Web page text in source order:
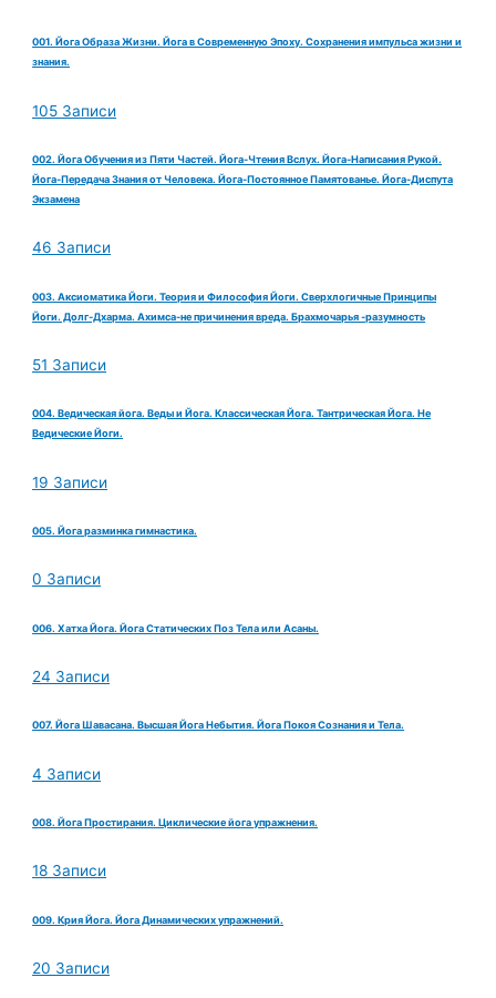
001. Йога Образа Жизни. Йога в Современную Эпоху. Сохранения импульса жизни и
знания.
105 Записи
002. Йога Обучения из Пяти Частей. Йога-Чтения Вслух. Йога-Написания Рукой.
Йога-Передача Знания от Человека. Йога-Постоянное Памятованье. Йога-Диспута
Экзамена
46 Записи
003. Аксиоматика Йоги. Теория и Философия Йоги. Сверхлогичные Принципы
Йоги. Долг-Дхарма. Ахимса-не причинения вреда. Брахмочарья -разумность
51 Записи
004. Ведическая йога. Веды и Йога. Классическая Йога. Тантрическая Йога. Не
Ведические Йоги.
19 Записи
005. Йога разминка гимнастика.
0 Записи
006. Хатха Йога. Йога Статических Поз Тела или Асаны.
24 Записи
007. Йога Шавасана. Высшая Йога Небытия. Йога Покоя Сознания и Тела.
4 Записи
008. Йога Простирания. Циклические йога упражнения.
18 Записи
009. Крия Йога. Йога Динамических упражнений.
20 Записи